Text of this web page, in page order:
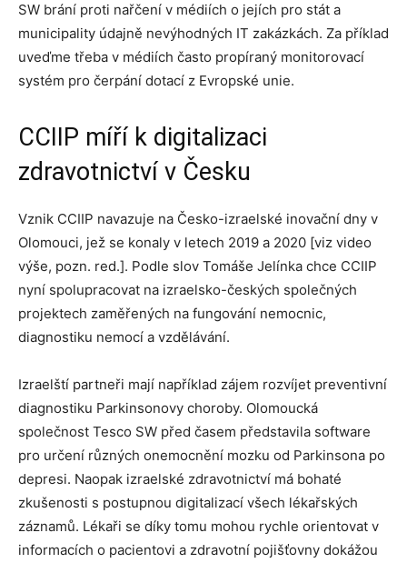
SW brání proti nařčení v médiích o jejích pro stát a
municipality údajně nevýhodných IT zakázkách. Za příklad
uveďme třeba v médiích často propíraný monitorovací
systém pro čerpání dotací z Evropské unie.
CCIIP míří k digitalizaci
zdravotnictví v Česku
Vznik CCIIP navazuje na Česko-izraelské inovační dny v
Olomouci, jež se konaly v letech 2019 a 2020 [viz video
výše, pozn. red.]. Podle slov Tomáše Jelínka chce CCIIP
nyní spolupracovat na izraelsko-českých společných
projektech zaměřených na fungování nemocnic,
diagnostiku nemocí a vzdělávání.
Izraelští partneři mají například zájem rozvíjet preventivní
diagnostiku Parkinsonovy choroby. Olomoucká
společnost Tesco SW před časem představila software
pro určení různých onemocnění mozku od Parkinsona po
depresi. Naopak izraelské zdravotnictví má bohaté
zkušenosti s postupnou digitalizací všech lékařských
záznamů. Lékaři se díky tomu mohou rychle orientovat v
informacích o pacientovi a zdravotní pojišťovny dokážou